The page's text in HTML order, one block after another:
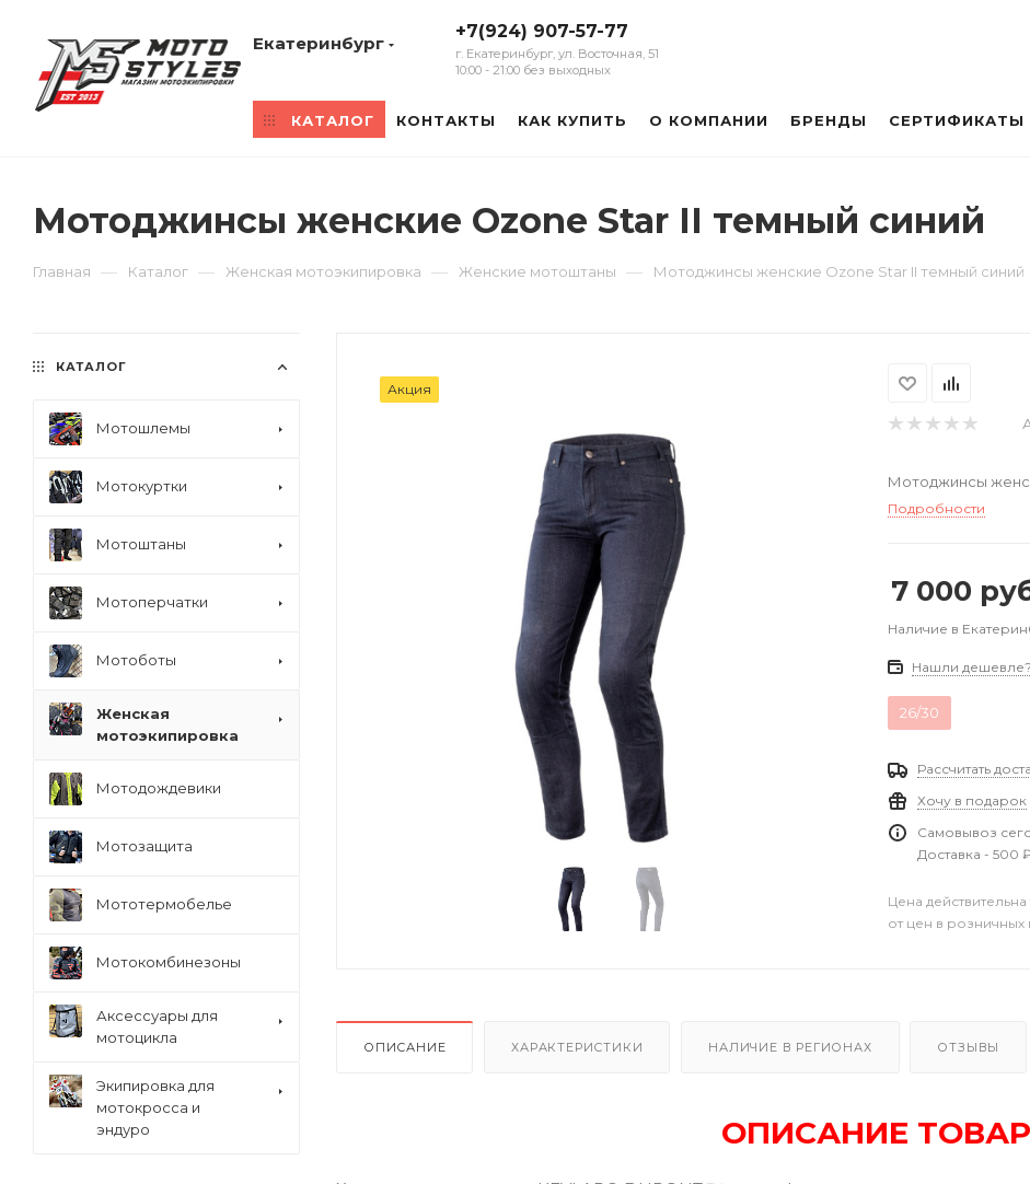
Екатеринбург
+7(924) 907-57-77
г. Екатеринбург, ул. Восточная, 51
10:00 - 21:00 без выходных
КАТАЛОГ КОНТАКТЫ КАК КУПИТЬ О КОМПАНИИ БРЕНДЫ СЕРТИФИКАТЫ
Мотоджинсы женские Ozone Star II темный синий
Главная — Каталог — Женская мотоэкипировка — Женские мотоштаны — Мотоджинсы женские Ozone Star II темный синий
Акция
Мотоджинсы
Подробности
7 000
Наличие в
Нашли дешевле?
26/30
Рассчитать
Хочу в подарок
Самовывоз
Доставка - 500 ₽
Цена
от цен в розничных
ОПИСАНИЕ ХАРАКТЕРИСТИКИ НАЛИЧИЕ В РЕГИОНАХ ОТЗЫВЫ
ОПИСАНИЕ
КАТАЛОГ
Мотошлемы
Мотокуртки
Мотоштаны
Мотоперчатки
Мотоботы
Женская
мотоэкипировка
Мотодождевики
Мотозащита
Мототермобелье
Мотокомбинезоны
Аксессуары для
мотоцикла
Экипировка для
мотокросса и
эндуро